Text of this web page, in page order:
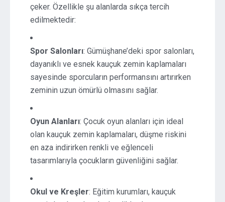
çeker. Özellikle şu alanlarda sıkça tercih
edilmektedir:
Spor Salonları: Gümüşhane’deki spor salonları,
dayanıklı ve esnek kauçuk zemin kaplamaları
sayesinde sporcuların performansını artırırken
zeminin uzun ömürlü olmasını sağlar.
Oyun Alanları: Çocuk oyun alanları için ideal
olan kauçuk zemin kaplamaları, düşme riskini
en aza indirirken renkli ve eğlenceli
tasarımlarıyla çocukların güvenliğini sağlar.
Okul ve Kreşler: Eğitim kurumları, kauçuk